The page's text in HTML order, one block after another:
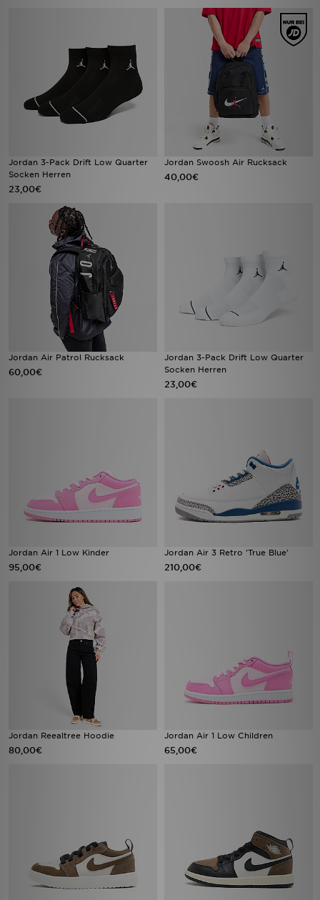
Jordan 3-Pack Drift Low Quarter
Socken Herren
23,00€
Jordan Swoosh Air Rucksack
40,00€
Jordan Air Patrol Rucksack
60,00€
Jordan 3-Pack Drift Low Quarter
Socken Herren
23,00€
Jordan Air 1 Low Kinder
95,00€
Jordan Air 3 Retro 'True Blue'
210,00€
Jordan Reealtree Hoodie
80,00€
Jordan Air 1 Low Children
65,00€